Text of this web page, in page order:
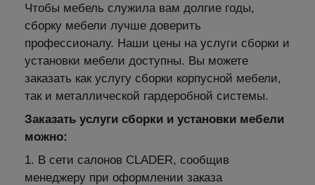
Чтобы мебель служила вам долгие годы,
сборку мебели лучше доверить
профессионалу. Наши цены на услуги сборки и
установки мебели доступны. Вы можете
заказать как услугу сборки корпусной мебели,
так и металлической гардеробной системы.
Заказать услуги сборки и установки мебели
можно:
1. В сети салонов CLADER, сообщив
менеджеру при оформлении заказа